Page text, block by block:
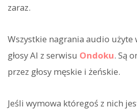
zaraz.
Wszystkie nagrania audio
głosy AI z serwisu Ondoku. Są
przez głosy męskie i żeńskie.
Jeśli wymowa któregoś z nich